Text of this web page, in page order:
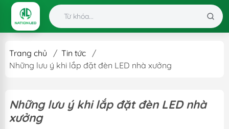
Trang chủ / Tin tức
/
Những lưu ý khi lắp đặt đèn LED nhà xưởng
Những lưu ý khi lắp đặt đèn LED nhà
xưởng